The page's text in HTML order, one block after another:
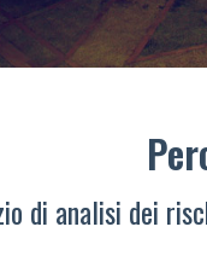
di analisi dei